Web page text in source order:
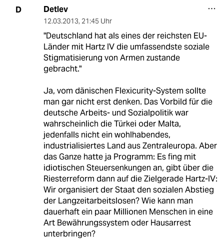
D Detlev
12.03.2013, 21:45 Uhr
"Deutschland hat als eines der reichsten EU-
Länder mit Hartz IV die umfassendste soziale
Stigmatisierung von Armen zustande
gebracht."
Ja, vom dänischen Flexicurity-System sollte
man gar nicht erst denken. Das Vorbild für die
deutsche Arbeits- und Sozialpolitik war
wahrscheinlich die Türkei oder Malta,
jedenfalls nicht ein wohlhabendes,
industrialisiertes Land aus Zentraleuropa. Aber
das Ganze hatte ja Programm: Es fing mit
idiotischen Steuersenkungen an, gibt über die
Riesterreform dann auf die Zielgerade Hartz-IV:
Wir organisiert der Staat den sozialen Abstieg
der Langzeitarbeitslosen? Wie kann man
dauerhaft ein paar Millionen Menschen in eine
Art Bewährungssystem oder Hausarrest
unterbringen?